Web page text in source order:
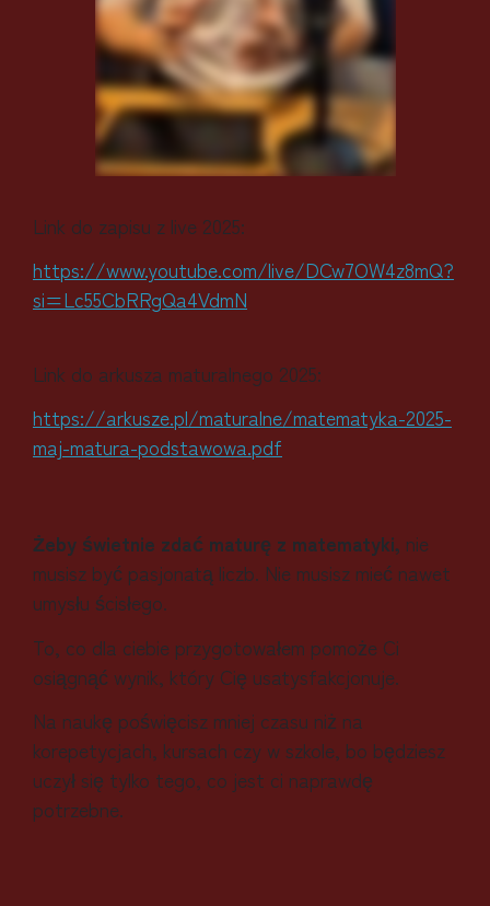
Link do zapisu z live 2025:
https://www.youtube.com/live/DCw7OW4z8mQ?
si=Lc55CbRRgQa4VdmN
Link do arkusza maturalnego 2025:
https://arkusze.pl/maturalne/matematyka-2025-
maj-matura-podstawowa.pdf
Żeby świetnie zdać maturę z matematyki, nie
musisz być pasjonatą liczb. Nie musisz mieć nawet
umysłu ścisłego.
To, co dla ciebie przygotowałem pomoże Ci
osiągnąć wynik, który Cię usatysfakcjonuje.
Na naukę poświęcisz mniej czasu niż na
korepetycjach, kursach czy w szkole, bo będziesz
uczył się tylko tego, co jest ci naprawdę
potrzebne.